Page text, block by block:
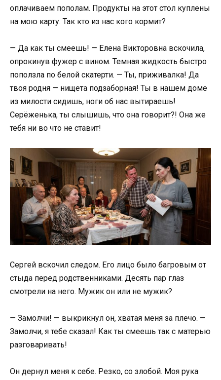
оплачиваем пополам. Продукты на этот стол куплены
на мою карту. Так кто из нас кого кормит?
— Да как ты смеешь! — Елена Викторовна вскочила,
опрокинув фужер с вином. Темная жидкость быстро
поползла по белой скатерти. — Ты, приживалка! Да
твоя родня — нищета подзаборная! Ты в нашем доме
из милости сидишь, ноги об нас вытираешь!
Серёженька, ты слышишь, что она говорит?! Она же
тебя ни во что не ставит!
Сергей вскочил следом. Его лицо было багровым от
стыда перед родственниками. Десять пар глаз
смотрели на него. Мужик он или не мужик?
— Замолчи! — выкрикнул он, хватая меня за плечо. —
Замолчи, я тебе сказал! Как ты смеешь так с матерью
разговаривать!
Он дернул меня к себе. Резко, со злобой. Моя рука